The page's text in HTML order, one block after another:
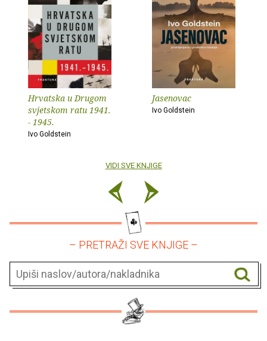
Hrvatska u Drugom
svjetskom ratu 1941.
- 1945.
Ivo Goldstein
Jasenovac
Ivo Goldstein
VIDI SVE KNJIGE
– PRETRAŽI SVE KNJIGE –